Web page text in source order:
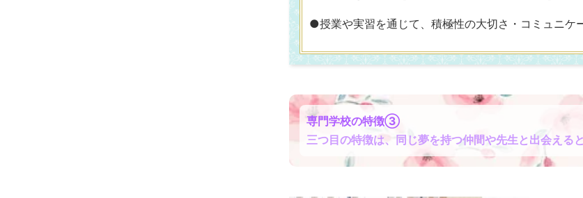
●授業や実習を通じて、積極性の大切さ・コミュニケ
専門学校の特徴③
三つ目の特徴は、同じ夢を持つ仲間や先生と出会える